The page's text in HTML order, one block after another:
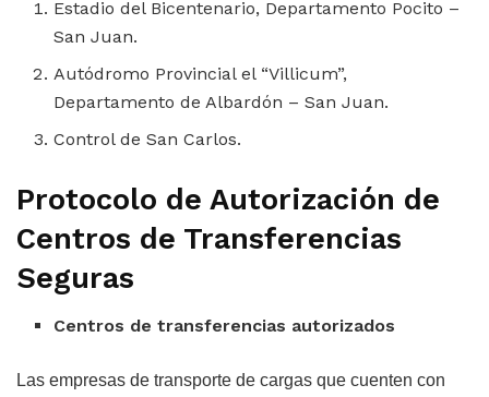
Estadio del Bicentenario, Departamento Pocito –
San Juan.
Autódromo Provincial el “Villicum”,
Departamento de Albardón – San Juan.
Control de San Carlos.
Protocolo de Autorización de
Centros de Transferencias
Seguras
Centros de transferencias autorizados
Las empresas de transporte de cargas que cuenten con